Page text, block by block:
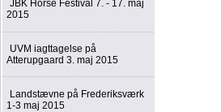
JBK Horse Festival 7. - 17. maj
2015
UVM iagttagelse på
Atterupgaard 3. maj 2015
Landstævne på Frederiksværk
1-3 maj 2015